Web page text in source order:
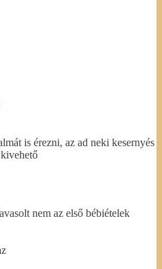
is érezni, az ad neki kesernyés
nem az első bébiételek